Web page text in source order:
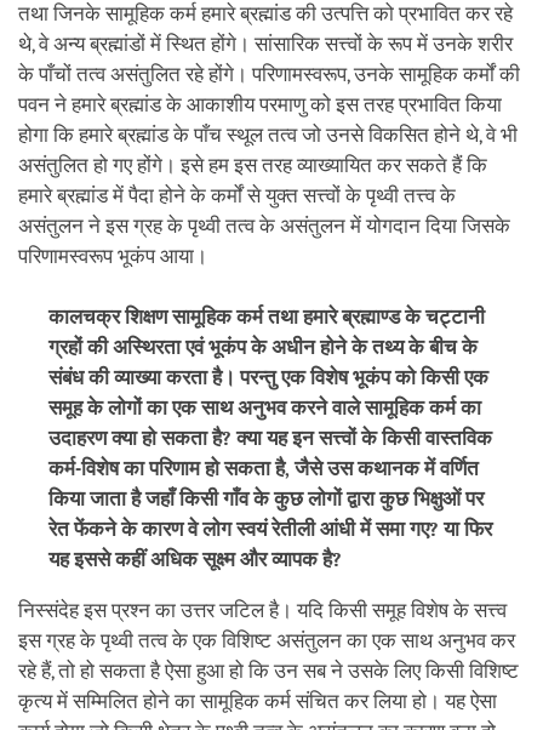
तथा जिनके सामूहिक कर्म हमारे ब्रह्मांड की उत्पत्ति को प्रभावित कर रहे
थे, वे अन्य ब्रह्मांडों में स्थित होंगे। सांसारिक सत्त्वों के रूप में उनके शरीर
के पाँचों तत्व असंतुलित रहे होंगे। परिणामस्वरूप, उनके सामूहिक कर्मों की
पवन ने हमारे ब्रह्मांड के आकाशीय परमाणु को इस तरह प्रभावित किया
होगा कि हमारे ब्रह्मांड के पाँच स्थूल तत्व जो उनसे विकसित होने थे, वे भी
असंतुलित हो गए होंगे। इसे हम इस तरह व्याख्यायित कर सकते हैं कि
हमारे ब्रह्मांड में पैदा होने के कर्मों से युक्त सत्त्वों के पृथ्वी तत्त्व के
असंतुलन ने इस ग्रह के पृथ्वी तत्व के असंतुलन में योगदान दिया जिसके
परिणामस्वरूप भूकंप आया।
कालचक्र शिक्षण सामूहिक कर्म तथा हमारे ब्रह्माण्ड के चट्टानी
ग्रहों की अस्थिरता एवं भूकंप के अधीन होने के तथ्य के बीच के
संबंध की व्याख्या करता है। परन्तु एक विशेष भूकंप को किसी एक
समूह के लोगों का एक साथ अनुभव करने वाले सामूहिक कर्म का
उदाहरण क्या हो सकता है? क्या यह इन सत्त्वों के किसी वास्तविक
कर्म-विशेष का परिणाम हो सकता है, जैसे उस कथानक में वर्णित
किया जाता है जहाँ किसी गाँव के कुछ लोगों द्वारा कुछ भिक्षुओं पर
रेत फेंकने के कारण वे लोग स्वयं रेतीली आंधी में समा गए? या फिर
यह इससे कहीं अधिक सूक्ष्म और व्यापक है?
निस्संदेह इस प्रश्न का उत्तर जटिल है। यदि किसी समूह विशेष के सत्त्व
इस ग्रह के पृथ्वी तत्व के एक विशिष्ट असंतुलन का एक साथ अनुभव कर
रहे हैं, तो हो सकता है ऐसा हुआ हो कि उन सब ने उसके लिए किसी विशिष्ट
कृत्य में सम्मिलित होने का सामूहिक कर्म संचित कर लिया हो। यह ऐसा